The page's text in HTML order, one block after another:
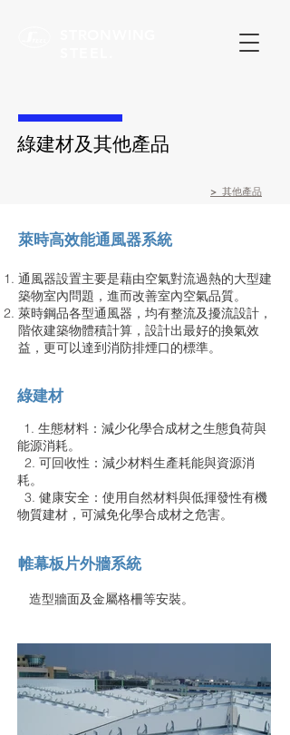
萊時高效能通風器系統
通風器設置主要是藉由空氣對流過熱的大型建
築物室內問題，進而改善室內空氣品質。
萊時鋼品各型通風器，均有整流及擾流設計，
階依建築物體積計算，設計出最好的換氣效
益，更可以達到消防排煙口的標準。
綠建材
1. 生態材料：減少化學合成材之生態負荷與
能源消耗。
2. 可回收性：減少材料生產耗能與資源消
耗。
3. 健康安全：使用自然材料與低揮發性有機
物質建材，可減免化學合成材之危害。
帷幕板片外牆系統
造型牆面及金屬格柵等安裝。
> 其他產品
綠建材及其他產品